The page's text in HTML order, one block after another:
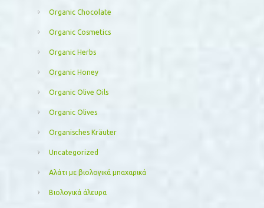
Organic Chocolate
Organic Cosmetics
Organic Herbs
Organic Honey
Organic Olive Oils
Organic Olives
Organisches Kräuter
Uncategorized
Αλάτι με βιολογικά μπαχαρικά
Βιολογικά άλευρα